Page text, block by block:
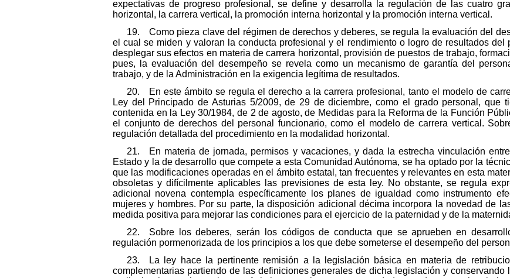
expectativas de progreso profesional, se define y desarrolla la regulación de las cuatro
horizontal, la carrera vertical, la promoción interna horizontal y la promoción interna vertical.
19. Como pieza clave del régimen de derechos y deberes, se regula la evaluación del
el cual se miden y valoran la conducta profesional y el rendimiento o logro de resultados del
desplegar sus efectos en materia de carrera horizontal, provisión de puestos de trabajo,
pues, la evaluación del desempeño se revela como un mecanismo de garantía del
trabajo, y de la Administración en la exigencia legítima de resultados.
20. En este ámbito se regula el derecho a la carrera profesional, tanto el modelo de
Ley del Principado de Asturias 5/2009, de 29 de diciembre, como el grado personal, que
contenida en la Ley 30/1984, de 2 de agosto, de Medidas para la Reforma de la Función
el conjunto de derechos del personal funcionario, como el modelo de carrera vertical.
regulación detallada del procedimiento en la modalidad horizontal.
21. En materia de jornada, permisos y vacaciones, y dada la estrecha vinculación
Estado y la de desarrollo que compete a esta Comunidad Autónoma, se ha optado por la
que las modificaciones operadas en el ámbito estatal, tan frecuentes y relevantes en esta
obsoletas y difícilmente aplicables las previsiones de esta ley. No obstante, se regula
adicional novena contempla específicamente los planes de igualdad como instrumento
mujeres y hombres. Por su parte, la disposición adicional décima incorpora la novedad de
medida positiva para mejorar las condiciones para el ejercicio de la paternidad y de la
22. Sobre los deberes, serán los códigos de conducta que se aprueben en
regulación pormenorizada de los principios a los que debe someterse el desempeño del
23. La ley hace la pertinente remisión a la legislación básica en materia de
complementarias partiendo de las definiciones generales de dicha legislación y conservando